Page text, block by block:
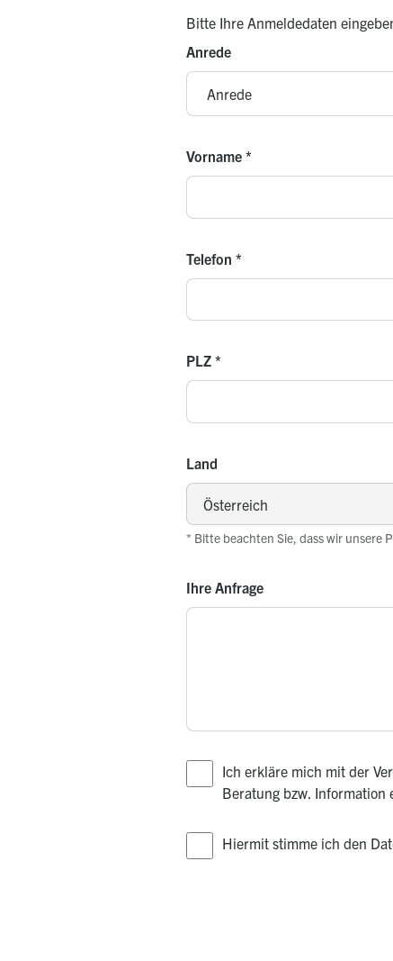
Bitte Ihre Anmeldedaten
Anrede
Vorname *
Telefon *
PLZ *
Land
* Bitte beachten Sie, dass wir unsere
Ihre Anfrage
Ich erkläre mich mit der
Beratung bzw. Information
Hiermit stimme ich den